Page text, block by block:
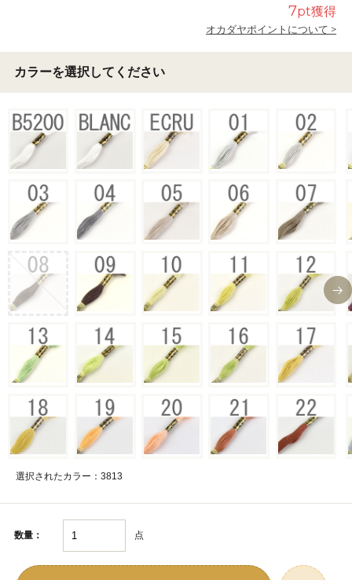
7pt獲得
オカダヤポイントについて >
カラーを選択してください
選択されたカラー：3813
数量： 点